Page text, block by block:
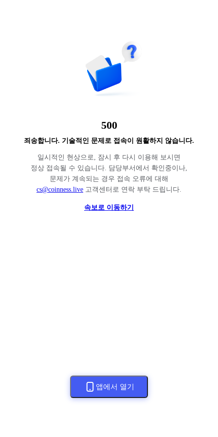
500
죄송합니다. 기술적인 문제로 접속이 원활하지 않습니다.
일시적인 현상으로, 잠시 후 다시 이용해 보시면
정상 접속될 수 있습니다. 담당부서에서 확인중이나,
문제가 계속되는 경우 접속 오류에 대해
cs@coinness.live 고객센터로 연락 부탁 드립니다.
속보로 이동하기
앱에서 열기